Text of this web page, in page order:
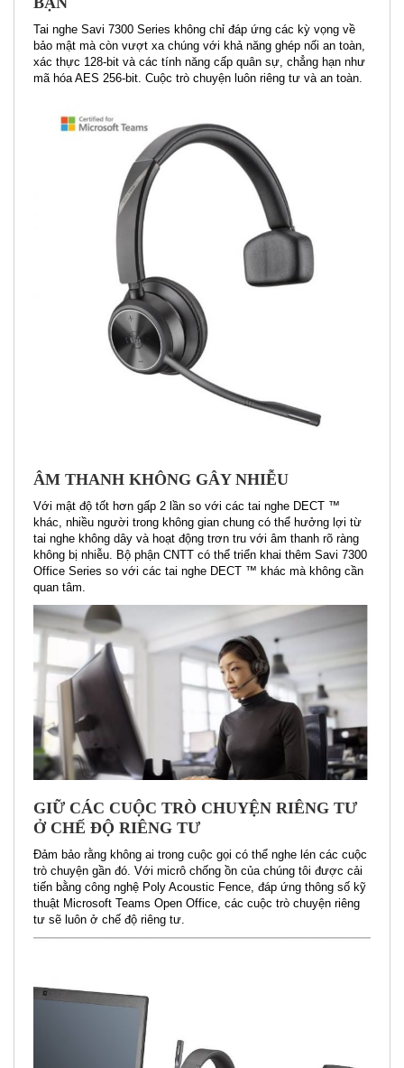
Tai nghe Savi 7300 Series không chỉ đáp ứng các kỳ vọng về
bảo mật mà còn vượt xa chúng với khả năng ghép nối an toàn,
xác thực 128-bit và các tính năng cấp quân sự, chẳng hạn như
mã hóa AES 256-bit. Cuộc trò chuyện luôn riêng tư và an toàn.
ÂM THANH KHÔNG GÂY NHIỄU
Với mật độ tốt hơn gấp 2 lần so với các tai nghe DECT ™
khác, nhiều người trong không gian chung có thể hưởng lợi từ
tai nghe không dây và hoạt động trơn tru với âm thanh rõ ràng
không bị nhiễu. Bộ phận CNTT có thể triển khai thêm Savi 7300
Office Series so với các tai nghe DECT ™ khác mà không cần
quan tâm.
GIỮ CÁC CUỘC TRÒ CHUYỆN RIÊNG TƯ
Ở CHẾ ĐỘ RIÊNG TƯ
Đảm bảo rằng không ai trong cuộc gọi có thể nghe lén các cuộc
trò chuyện gần đó. Với micrô chống ồn của chúng tôi được cải
tiến bằng công nghệ Poly Acoustic Fence, đáp ứng thông số kỹ
thuật Microsoft Teams Open Office, các cuộc trò chuyện riêng
tư sẽ luôn ở chế độ riêng tư.